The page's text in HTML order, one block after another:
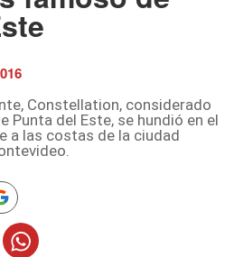
Constellation, considerado
Punta del Este, se hundió en el
a las costas de la ciudad